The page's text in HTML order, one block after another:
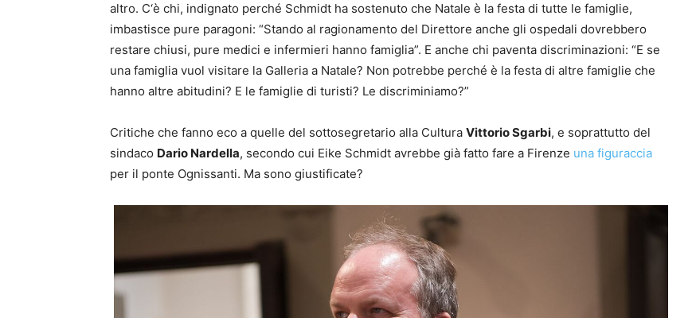
altro. C‘è chi, indignato perché Schmidt ha sostenuto che Natale è la festa di tutte le famiglie,
imbastisce pure paragoni: “Stando al ragionamento del Direttore anche gli ospedali dovrebbero
restare chiusi, pure medici e infermieri hanno famiglia”. E anche chi paventa discriminazioni: “E se
una famiglia vuol visitare la Galleria a Natale? Non potrebbe perché è la festa di altre famiglie che
hanno altre abitudini? E le famiglie di turisti? Le discriminiamo?”
Critiche che fanno eco a quelle del sottosegretario alla Cultura Vittorio Sgarbi, e soprattutto del
sindaco Dario Nardella, secondo cui Eike Schmidt avrebbe già fatto fare a Firenze una figuraccia
per il ponte Ognissanti. Ma sono giustificate?